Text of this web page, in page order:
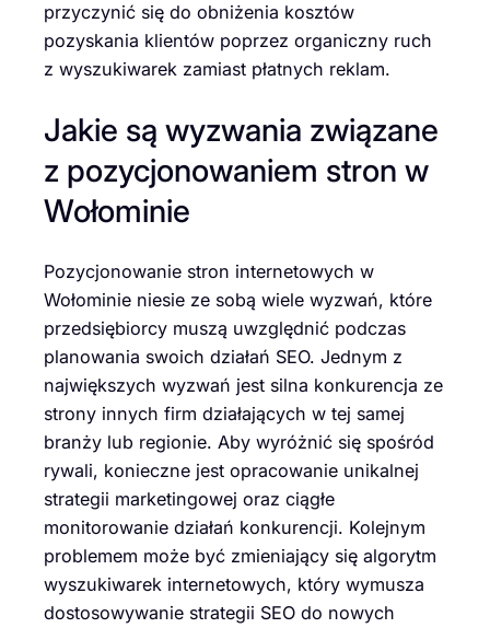
przyczynić się do obniżenia kosztów
pozyskania klientów poprzez organiczny ruch
z wyszukiwarek zamiast płatnych reklam.
Jakie są wyzwania związane
z pozycjonowaniem stron w
Wołominie
Pozycjonowanie stron internetowych w
Wołominie niesie ze sobą wiele wyzwań, które
przedsiębiorcy muszą uwzględnić podczas
planowania swoich działań SEO. Jednym z
największych wyzwań jest silna konkurencja ze
strony innych firm działających w tej samej
branży lub regionie. Aby wyróżnić się spośród
rywali, konieczne jest opracowanie unikalnej
strategii marketingowej oraz ciągłe
monitorowanie działań konkurencji. Kolejnym
problemem może być zmieniający się algorytm
wyszukiwarek internetowych, który wymusza
dostosowywanie strategii SEO do nowych